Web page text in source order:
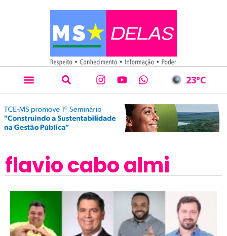
23°C
flavio cabo almi